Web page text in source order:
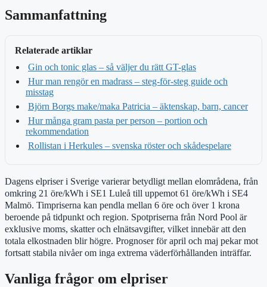
Sammanfattning
Relaterade artiklar
Gin och tonic glas – så väljer du rätt GT-glas
Hur man rengör en madrass – steg-för-steg guide och
misstag
Björn Borgs make/maka Patricia – äktenskap, barn, cancer
Hur många gram pasta per person – portion och
rekommendation
Rollistan i Herkules – svenska röster och skådespelare
Dagens elpriser i Sverige varierar betydligt mellan elområdena, från
omkring 21 öre/kWh i SE1 Luleå till uppemot 61 öre/kWh i SE4
Malmö. Timpriserna kan pendla mellan 6 öre och över 1 krona
beroende på tidpunkt och region. Spotpriserna från Nord Pool är
exklusive moms, skatter och elnätsavgifter, vilket innebär att den
totala elkostnaden blir högre. Prognoser för april och maj pekar mot
fortsatt stabila nivåer om inga extrema väderförhållanden inträffar.
Vanliga frågor om elpriser